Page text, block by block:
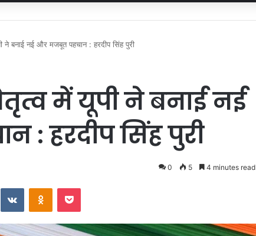
ने बनाई नई और मजबूत पहचान : हरदीप सिंह पुरी
में यूपी ने बनाई नई
: हरदीप सिंह पुरी
0 5 4 minutes read